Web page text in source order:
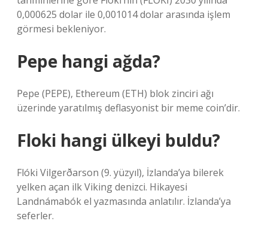
0,000625 dolar ile 0,001014 dolar arasında işlem
görmesi bekleniyor.
Pepe hangi ağda?
Pepe (PEPE), Ethereum (ETH) blok zinciri ağı
üzerinde yaratılmış deflasyonist bir meme coin’dir.
Floki hangi ülkeyi buldu?
Flóki Vilgerðarson (9. yüzyıl), İzlanda’ya bilerek
yelken açan ilk Viking denizci. Hikayesi
Landnámabók el yazmasında anlatılır. İzlanda’ya
seferler.